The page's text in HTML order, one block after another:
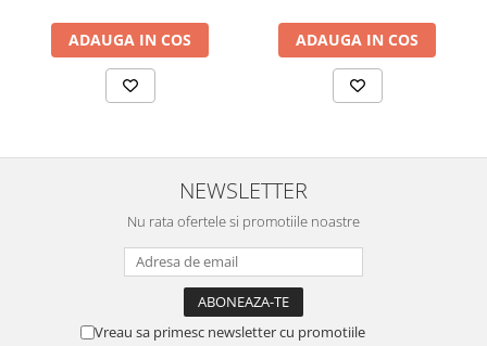
ADAUGA IN COS ADAUGA IN COS
NEWSLETTER
Nu rata ofertele si promotiile noastre
Vreau sa primesc newsletter cu promotiile